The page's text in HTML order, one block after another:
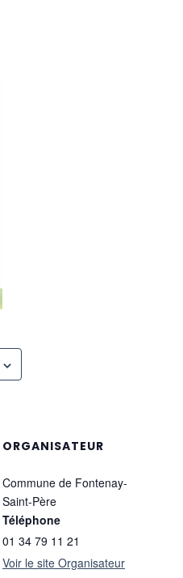
ORGANISATEUR
Commune de Fontenay-
Saint-Père
Téléphone
01 34 79 11 21
Voir le site Organisateur